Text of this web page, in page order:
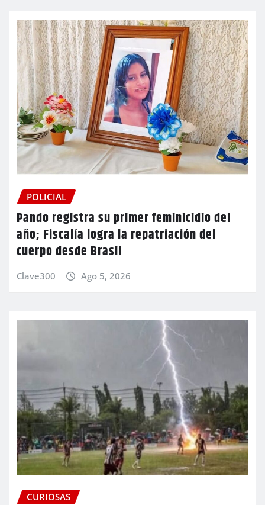
POLICIAL
Pando registra su primer feminicidio del
año; Fiscalía logra la repatriación del
cuerpo desde Brasil
Clave300 Ago 5, 2026
CURIOSAS